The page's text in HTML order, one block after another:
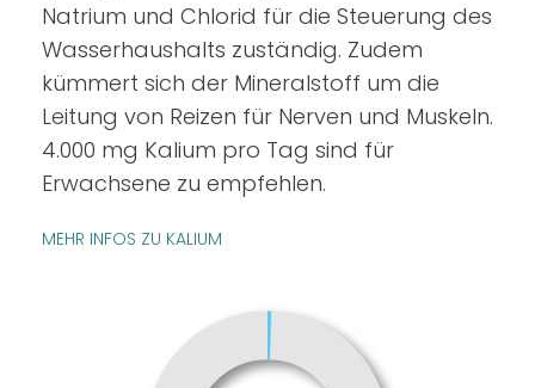
Natrium und Chlorid für die Steuerung des
Wasserhaushalts zuständig. Zudem
kümmert sich der Mineralstoff um die
Leitung von Reizen für Nerven und Muskeln.
4.000 mg Kalium pro Tag sind für
Erwachsene zu empfehlen.
MEHR INFOS ZU KALIUM